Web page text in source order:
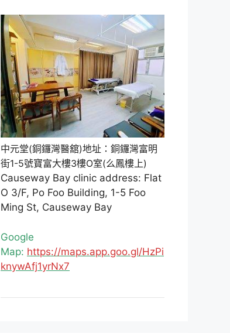
中元堂(銅鑼灣醫舘)地址：銅鑼灣富明
街1-5號寶富大樓3樓O室(么鳳樓上)
Causeway Bay clinic address: Flat
O 3/F, Po Foo Building, 1-5 Foo
Ming St, Causeway Bay
Google
Map: https://maps.app.goo.gl/HzPi
knywAfj1yrNx7